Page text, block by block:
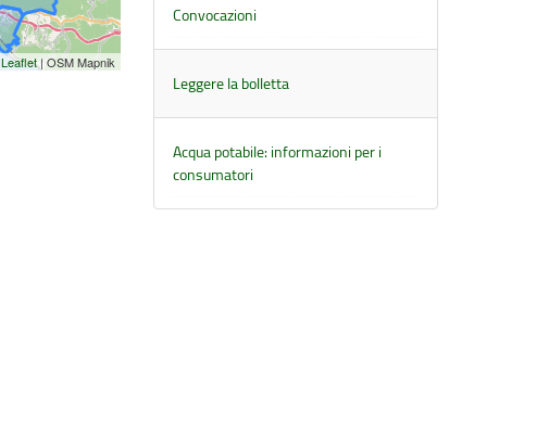
Leaflet| OSM Mapnik
Convocazioni
Leggere la bolletta
Acqua potabile: informazioni per i
consumatori